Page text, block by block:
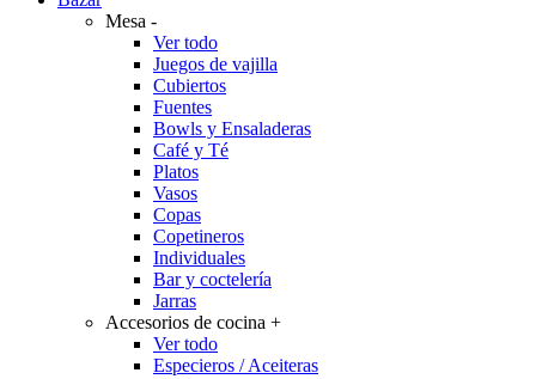
Mesa -
Ver todo
Juegos de vajilla
Cubiertos
Fuentes
Bowls y Ensaladeras
Café y Té
Platos
Vasos
Copas
Copetineros
Individuales
Bar y coctelería
Jarras
Accesorios de cocina +
Ver todo
Especieros / Aceiteras